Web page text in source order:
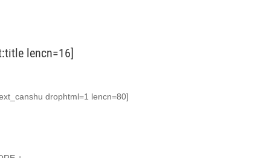
lencn=16]
drophtml=1 lencn=80]